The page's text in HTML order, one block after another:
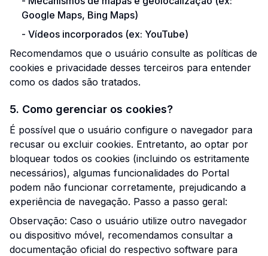
Google Maps, Bing Maps)
- Vídeos incorporados (ex: YouTube)
Recomendamos que o usuário consulte as políticas de
cookies e privacidade desses terceiros para entender
como os dados são tratados.
5. Como gerenciar os cookies?
É possível que o usuário configure o navegador para
recusar ou excluir cookies. Entretanto, ao optar por
bloquear todos os cookies (incluindo os estritamente
necessários), algumas funcionalidades do Portal
podem não funcionar corretamente, prejudicando a
experiência de navegação. Passo a passo geral:
Observação: Caso o usuário utilize outro navegador
ou dispositivo móvel, recomendamos consultar a
documentação oficial do respectivo software para